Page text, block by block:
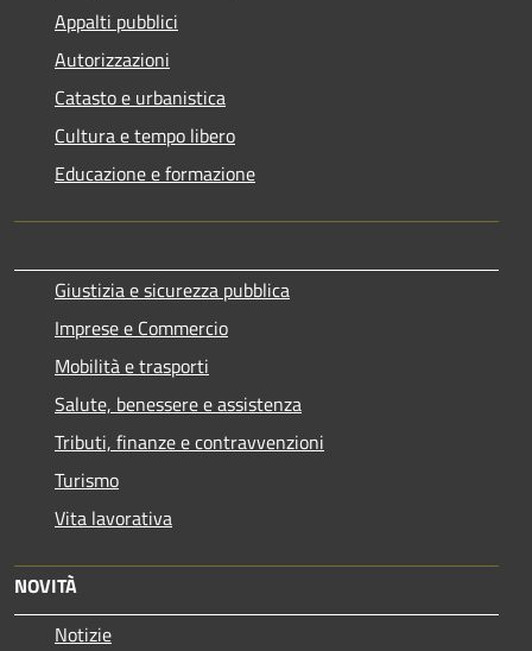
Appalti pubblici
Autorizzazioni
Catasto e urbanistica
Cultura e tempo libero
Educazione e formazione
Giustizia e sicurezza pubblica
Imprese e Commercio
Mobilità e trasporti
Salute, benessere e assistenza
Tributi, finanze e contravvenzioni
Turismo
Vita lavorativa
NOVITÀ
Notizie